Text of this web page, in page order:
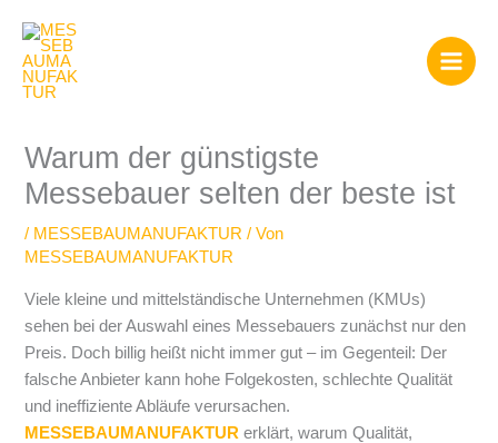
Inhalt
springen
Warum der günstigste
Messebauer selten der beste ist
/ MESSEBAUMANUFAKTUR / Von
MESSEBAUMANUFAKTUR
Viele kleine und mittelständische Unternehmen (KMUs)
sehen bei der Auswahl eines Messebauers zunächst nur den
Preis. Doch billig heißt nicht immer gut – im Gegenteil: Der
falsche Anbieter kann hohe Folgekosten, schlechte Qualität
und ineffiziente Abläufe verursachen.
MESSEBAUMANUFAKTUR erklärt, warum Qualität,